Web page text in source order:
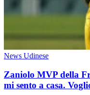
News Udinese
Zaniolo MVP della
mi sento a casa.